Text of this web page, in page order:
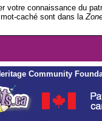
votre connaissance du
caché sont dans la
Community